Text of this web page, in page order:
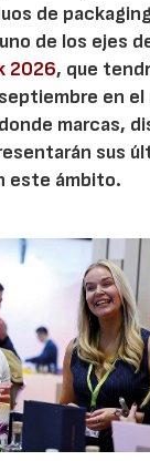
de
de los ejes
2026, que
en
marcas,
sus
este ámbito.